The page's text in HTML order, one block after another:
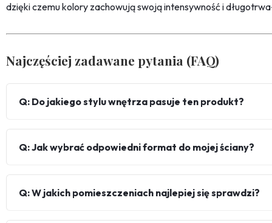
dzięki czemu kolory zachowują swoją intensywność i
Najczęściej zadawane pytania (FAQ)
Q: Do jakiego stylu wnętrza pasuje ten produkt?
Q: Jak wybrać odpowiedni format do mojej ściany?
Q: W jakich pomieszczeniach najlepiej się sprawdzi?